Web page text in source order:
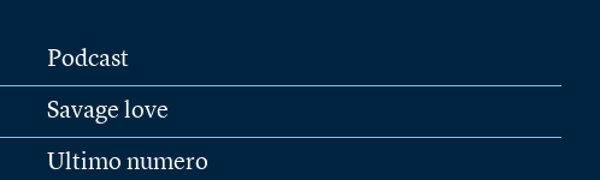
Podcast
Savage love
Ultimo numero